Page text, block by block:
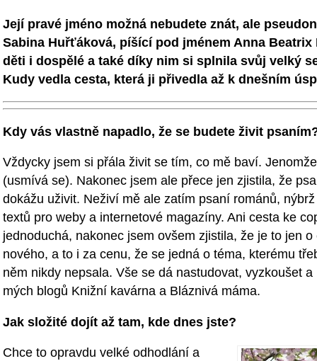
Její pravé jméno možná nebudete znát, ale
Sabina Huřťáková, píšící pod jménem Anna
děti i dospělé a také díky nim si splnila svůj velký
Kudy vedla cesta, která ji přivedla až k dnešním
Kdy vás vlastně napadlo, že se budete živit
Vždycky jsem si přála živit se tím, co mě baví.
(usmívá se). Nakonec jsem ale přece jen zjistila, že
dokážu uživit. Neživí mě ale zatím psaní románů,
textů pro weby a internetové magazíny. Ani cesta ke
jednoduchá, nakonec jsem ovšem zjistila, že je to jen
nového, a to i za cenu, že se jedná o téma, kterému
něm nikdy nepsala. Vše se dá nastudovat, vyzkoušet
mých blogů Knižní kavárna a Bláznivá máma.
Jak složité dojít až tam, kde dnes jste?
Chce to opravdu velké odhodlání a